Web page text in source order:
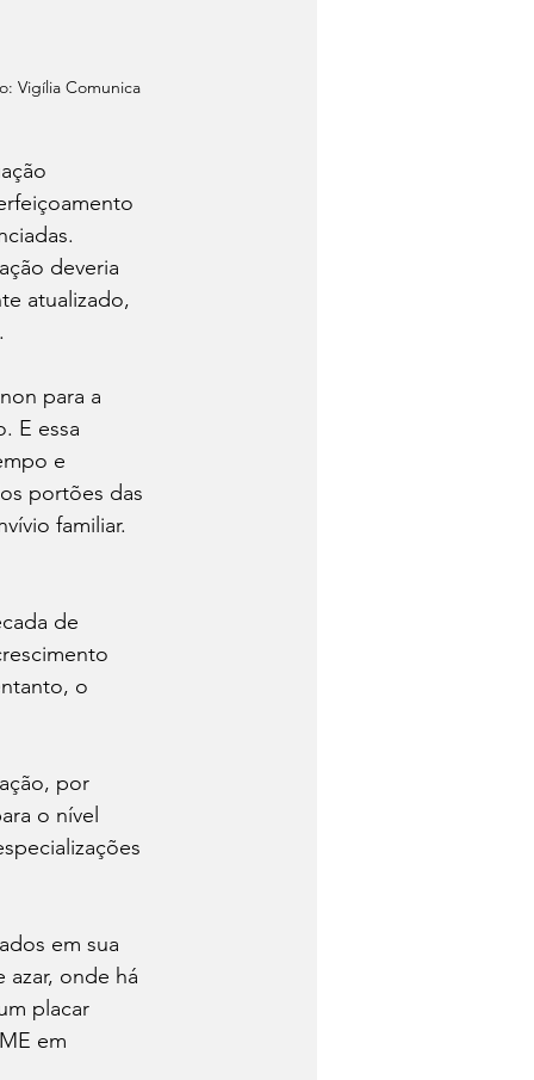
Vigília Comunica
deveria
atualizado,
para a
E essa
e
portões das
familiar.
de
o
o nível
onde há
placar
em